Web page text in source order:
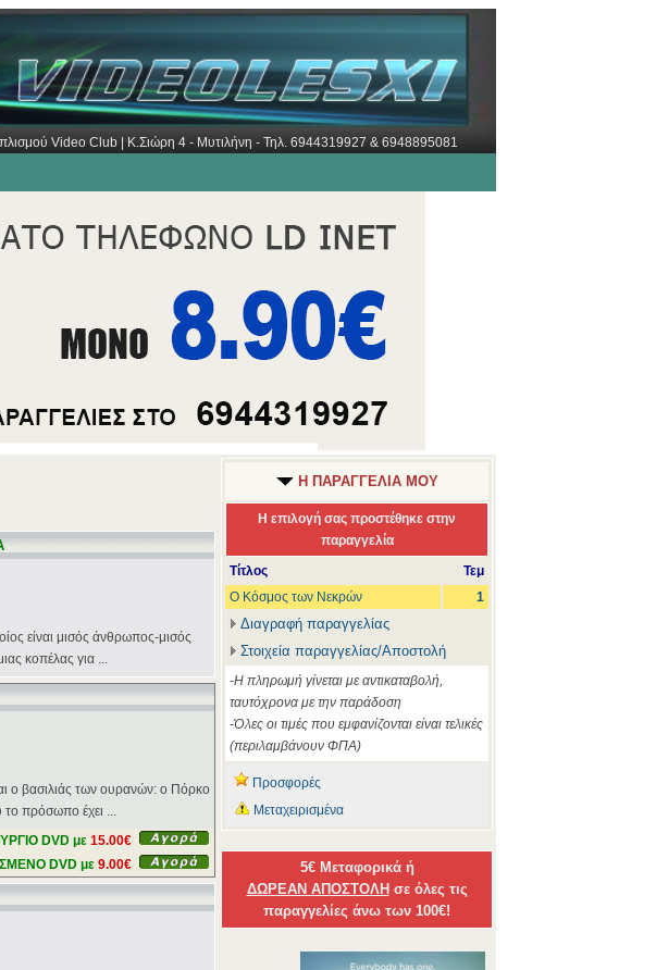
Video Club | Κ.Σιώρη 4 - Μυτιλήνη - Τηλ. 6944319927 & 6948895081
είναι μισός άνθρωπος-μισός
κοπέλας για ...
ο βασιλιάς των ουρανών: ο Πόρκο
το πρόσωπο έχει ...
DVD με 15.00€
DVD με 9.00€
Η ΠΑΡΑΓΓΕΛΙΑ ΜΟΥ
Η επιλογή σας προστέθηκε στην
παραγγελία
Τίτλος
Τεμ
Ο Κόσμος των Νεκρών
1
Διαγραφή παραγγελίας
Στοιχεία παραγγελίας/Αποστολή
-Η πληρωμή γίνεται με αντικαταβολή,
ταυτόχρονα με την παράδοση
-Όλες οι τιμές που εμφανίζονται είναι τελικές
(περιλαμβάνουν ΦΠΑ)
Προσφορές
Μεταχειρισμένα
5€ Μεταφορικά ή
ΔΩΡΕΑΝ ΑΠΟΣΤΟΛΗ σε όλες τις
παραγγελίες άνω των 100€!